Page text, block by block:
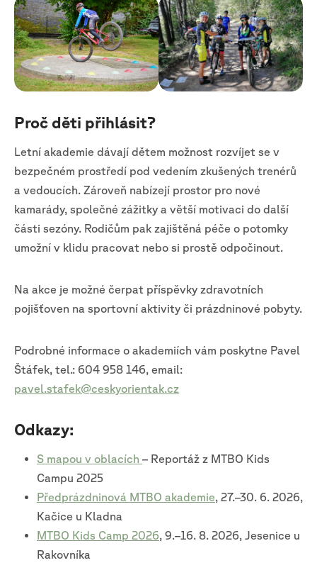
Proč děti přihlásit?
Letní akademie dávají dětem možnost rozvíjet se v
bezpečném prostředí pod vedením zkušených trenérů
a vedoucích. Zároveň nabízejí prostor pro nové
kamarády, společné zážitky a větší motivaci do další
části sezóny. Rodičům pak zajištěná péče o potomky
umožní v klidu pracovat nebo si prostě odpočinout.
Na akce je možné čerpat příspěvky zdravotních
pojišťoven na sportovní aktivity či prázdninové pobyty.
Podrobné informace o akademiích vám poskytne Pavel
Štáfek, tel.: 604 958 146, email:
pavel.stafek@ceskyorientak.cz
Odkazy:
S mapou v oblacích – Reportáž z MTBO Kids
Campu 2025
Předprázdninová MTBO akademie, 27.–30. 6. 2026,
Kačice u Kladna
MTBO Kids Camp 2026, 9.–16. 8. 2026, Jesenice u
Rakovníka